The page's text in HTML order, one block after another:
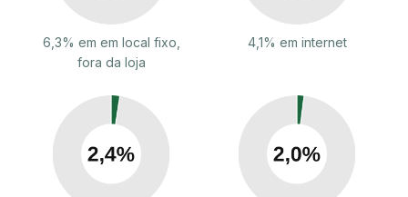
6,3% em em local fixo,
fora da loja
4,1% em internet